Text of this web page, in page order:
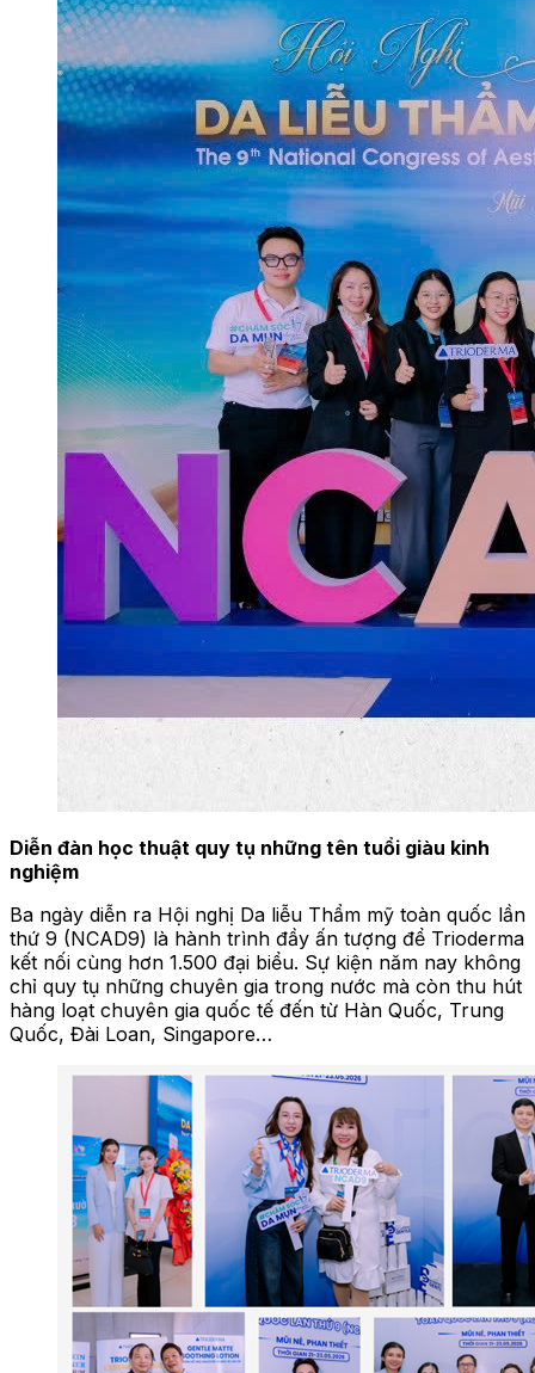
Diễn đàn học thuật quy tụ những tên tuổi giàu kinh
nghiệm
Ba ngày diễn ra Hội nghị Da liễu Thẩm mỹ toàn quốc lần
thứ 9 (NCAD9) là hành trình đầy ấn tượng để Trioderma
kết nối cùng hơn 1.500 đại biểu. Sự kiện năm nay không
chỉ quy tụ những chuyên gia trong nước mà còn thu hút
hàng loạt chuyên gia quốc tế đến từ Hàn Quốc, Trung
Quốc, Đài Loan, Singapore…